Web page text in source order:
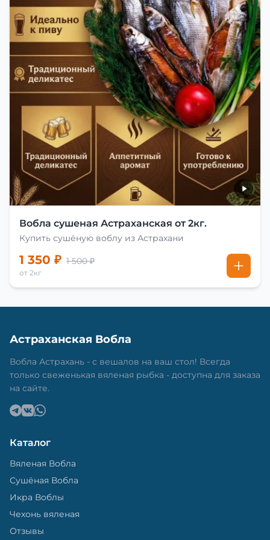
Вобла сушеная Астраханская от 2кг.
Купить сушёную воблу из Астрахани
1 350 ₽ 1 500 ₽
от 2кг
Астраханская Вобла
Вобла Астрахань - с вешалов на ваш стол! Всегда
только свеженькая вяленая рыбка - доступна для заказа
на сайте.
Каталог
Вяленая Вобла
Сушёная Вобла
Икра Воблы
Чехонь вяленая
Отзывы